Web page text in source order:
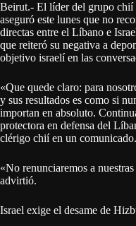
Beirut.- El líder del grupo chií
aseguró este lunes que no
directas entre el Líbano e
que reiteró su negativa a
objetivo israelí en las
«Que quede claro: para
y sus resultados es como si
importan en absoluto.
protectora en defensa del
clérigo chií en un comunicado.
«No renunciaremos a
advirtió.
Israel exige el desame de